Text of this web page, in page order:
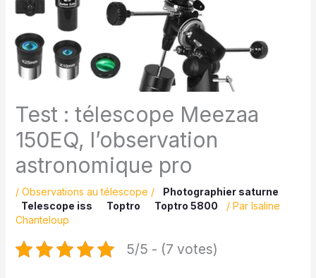
Test : télescope Meezaa
150EQ, l’observation
astronomique pro
/ Observations au télescope /
Photographier saturne
Telescope iss
Toptro Toptro 5800 / Par Isaline
Chanteloup
5/5 - (7 votes)